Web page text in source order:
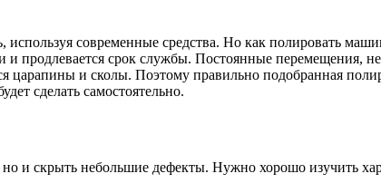
современные средства. Но как полировать
и продлевается срок службы. Постоянные перемещения,
царапины и сколы. Поэтому правильно подобранная
сделать самостоятельно.
и скрыть небольшие дефекты. Нужно хорошо изучить